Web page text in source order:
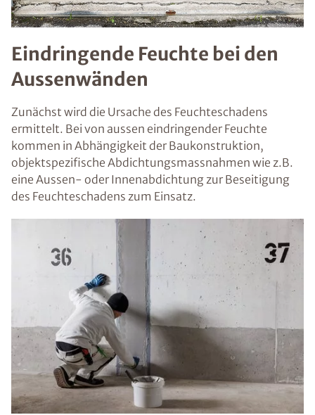
Eindringende Feuchte bei den
Aussenwänden
Zunächst wird die Ursache des Feuchteschadens
ermittelt. Bei von aussen eindringender Feuchte
kommen in Abhängigkeit der Baukonstruktion,
objektspezifische Abdichtungsmassnahmen wie z.B.
eine Aussen- oder Innenabdichtung zur Beseitigung
des Feuchteschadens zum Einsatz.